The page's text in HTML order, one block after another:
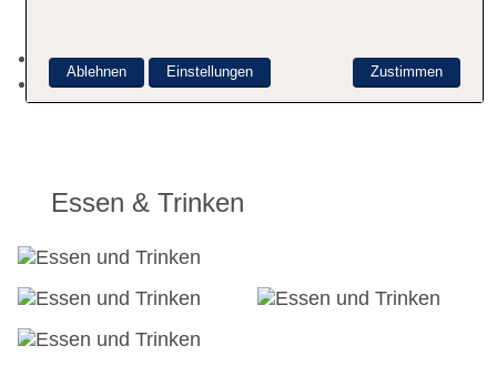
Gebäudeanzahl: 1, Etagen: 3, Zimmer: 30
Landeskategorie: 4 Sterne
Essen & Trinken
Zustimmen
Ablehnen Einstellungen